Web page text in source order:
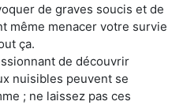
de graves soucis et de
même menacer votre survie
ça.
de découvrir
nuisibles peuvent se
; ne laissez pas ces